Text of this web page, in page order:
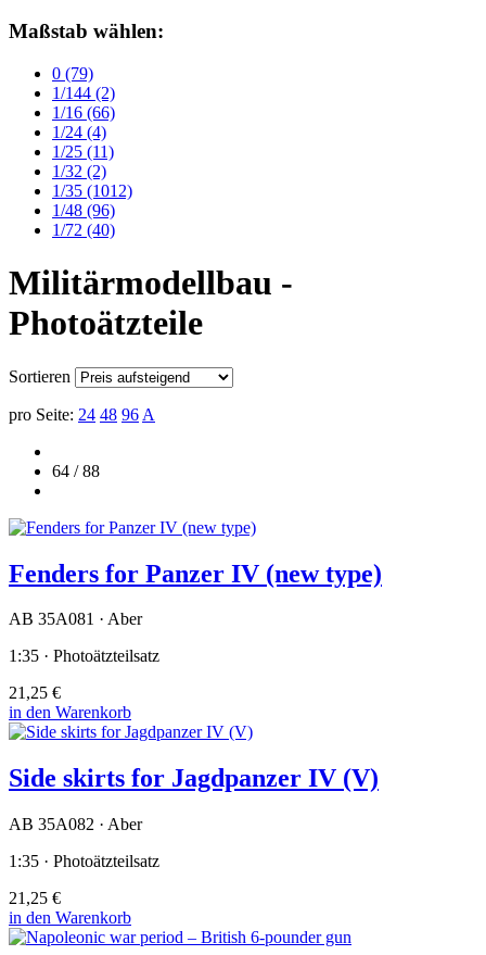
Maßstab wählen:
0 (79)
1/144 (2)
1/16 (66)
1/24 (4)
1/25 (11)
1/32 (2)
1/35 (1012)
1/48 (96)
1/72 (40)
Militärmodellbau -
Photoätzteile
Sortieren
pro Seite: 24 48 96 A
64 / 88
Fenders for Panzer IV (new type)
AB 35A081 · Aber
1:35 · Photoätzteilsatz
21,25 €
in den Warenkorb
Side skirts for Jagdpanzer IV (V)
AB 35A082 · Aber
1:35 · Photoätzteilsatz
21,25 €
in den Warenkorb